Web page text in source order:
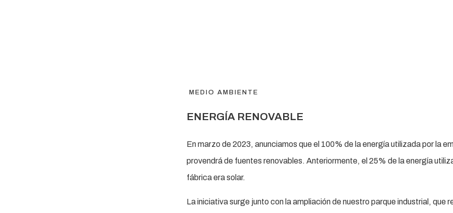
MEDIO AMBIENTE
ENERGÍA RENOVABLE
En marzo de 2023, anunciamos que el 100% de la energía utilizada por la
provendrá de fuentes renovables. Anteriormente, el 25% de la energía
fábrica era solar.
La iniciativa surge junto con la ampliación de nuestro parque industrial, que